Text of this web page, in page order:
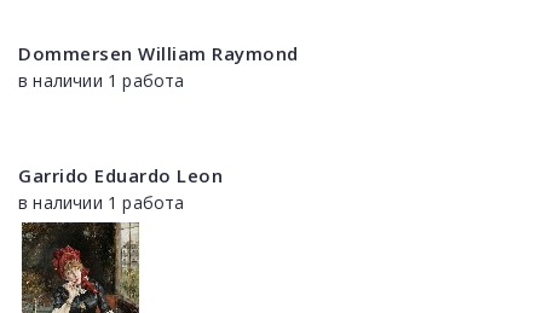
Dommersen William Raymond
в наличии 1 работа
Garrido Eduardo Leon
в наличии 1 работа